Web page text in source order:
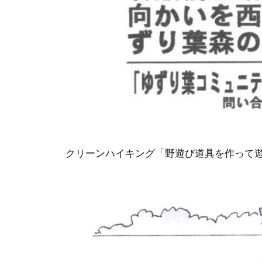
クリーンハイキング「野遊び道具を作って